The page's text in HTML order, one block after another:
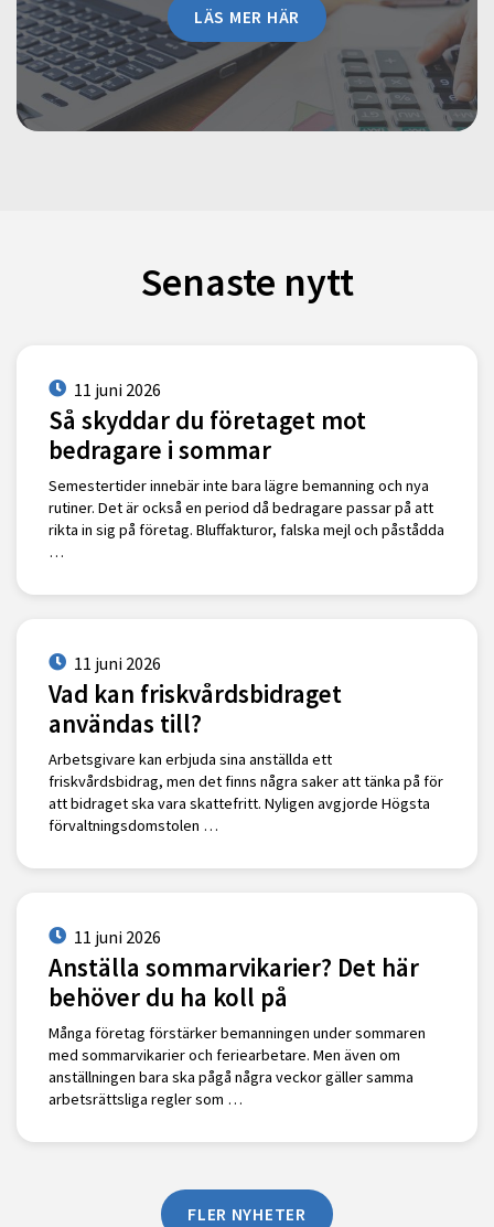
LÄS MER HÄR
Senaste nytt
11 juni 2026
Så skyddar du företaget mot
bedragare i sommar
Semestertider innebär inte bara lägre bemanning och nya
rutiner. Det är också en period då bedragare passar på att
rikta in sig på företag. Bluffakturor, falska mejl och påstådda
…
11 juni 2026
Vad kan friskvårdsbidraget
användas till?
Arbetsgivare kan erbjuda sina anställda ett
friskvårdsbidrag, men det finns några saker att tänka på för
att bidraget ska vara skattefritt. Nyligen avgjorde Högsta
förvaltningsdomstolen …
11 juni 2026
Anställa sommarvikarier? Det här
behöver du ha koll på
Många företag förstärker bemanningen under sommaren
med sommarvikarier och feriearbetare. Men även om
anställningen bara ska pågå några veckor gäller samma
arbetsrättsliga regler som …
FLER NYHETER